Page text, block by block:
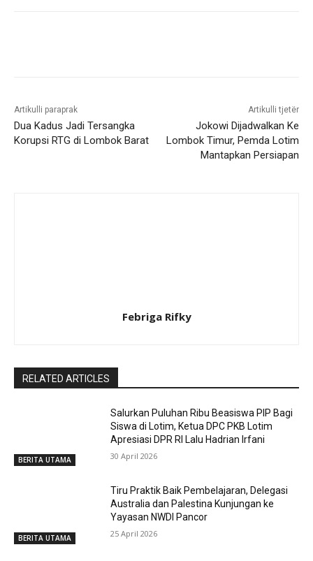
Artikulli paraprak
Dua Kadus Jadi Tersangka
Korupsi RTG di Lombok Barat
Artikulli tjetër
Jokowi Dijadwalkan Ke
Lombok Timur, Pemda Lotim
Mantapkan Persiapan
Febriga Rifky
RELATED ARTICLES
BERITA UTAMA
Salurkan Puluhan Ribu Beasiswa PIP Bagi
Siswa di Lotim, Ketua DPC PKB Lotim
Apresiasi DPR RI Lalu Hadrian Irfani
30 April 2026
BERITA UTAMA
Tiru Praktik Baik Pembelajaran, Delegasi
Australia dan Palestina Kunjungan ke
Yayasan NWDI Pancor
25 April 2026